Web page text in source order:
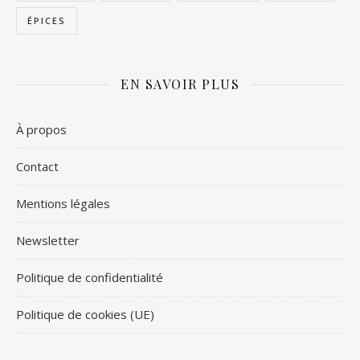
ÉPICES
EN SAVOIR PLUS
À propos
Contact
Mentions légales
Newsletter
Politique de confidentialité
Politique de cookies (UE)